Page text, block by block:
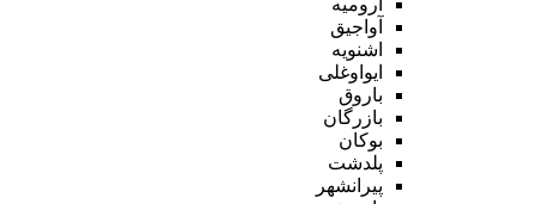
آواجیق
اشنویه
ایواوغلی
باروق
بازرگان
بوکان
پلدشت
پیرانشهر